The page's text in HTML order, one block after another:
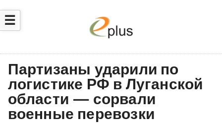
☰
Партизаны ударили по
логистике РФ в Луганской
области — сорвали
военные перевозки